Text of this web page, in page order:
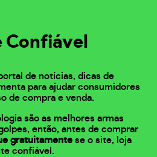
Confiável
de notícias, dicas de
para ajudar consumidores
de compra e venda.
são as melhores armas
então, antes de comprar
gratuitamente se o site, loja
confiável.